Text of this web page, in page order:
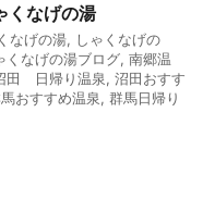
くなげの湯
なげの湯, しゃくなげの
くなげの湯ブログ, 南郷温
田 日帰り温泉, 沼田おすす
おすすめ温泉, 群馬日帰り